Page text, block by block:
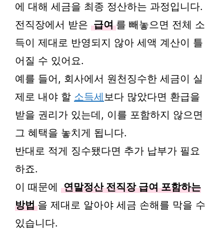
에 대해 세금을 최종 정산하는 과정입니다.
전직장에서 받은 급여 를 빼놓으면 전체 소
득이 제대로 반영되지 않아 세액 계산이 틀
어질 수 있어요.
예를 들어, 회사에서 원천징수한 세금이 실
제로 내야 할 소득세보다 많았다면 환급을
받을 권리가 있는데, 이를 포함하지 않으면
그 혜택을 놓치게 됩니다.
반대로 적게 징수됐다면 추가 납부가 필요
하죠.
이 때문에 연말정산 전직장 급여 포함하는
방법 을 제대로 알아야 세금 손해를 막을 수
있습니다.